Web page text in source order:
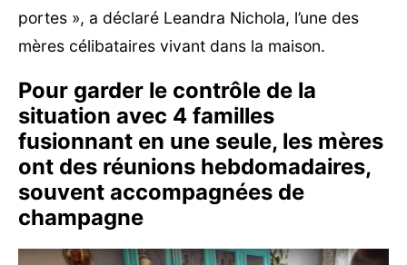
portes », a déclaré Leandra Nichola, l’une des
mères célibataires vivant dans la maison.
Pour garder le contrôle de la
situation avec 4 familles
fusionnant en une seule, les mères
ont des réunions hebdomadaires,
souvent accompagnées de
champagne